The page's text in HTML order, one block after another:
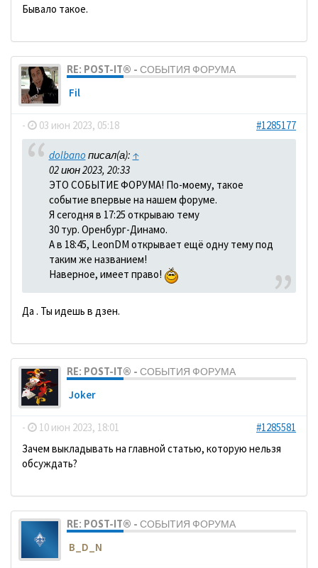
Бывало такое.
RE: POST-IT® - СОБЫТИЯ ФОРУМА
Fil
- 03 июн 2023, 05:18 #1285177
dolbano писал(а): ↑
02 июн 2023, 20:33
ЭТО СОБЫТИЕ ФОРУМА! По-моему, такое
событие впервые на нашем форуме.
Я сегодня в 17:25 открываю тему
30 тур. Оренбург-Динамо.
А в 18:45, LeonDM открывает ещё одну тему под
таким же названием!
Наверное, имеет право!
Да . Ты идешь в дзен.
RE: POST-IT® - СОБЫТИЯ ФОРУМА
Joker
- 10 июн 2023, 18:01
#1285581
Зачем выкладывать на главной статью, которую нельзя
обсуждать?
RE: POST-IT® - СОБЫТИЯ ФОРУМА
B_D_N